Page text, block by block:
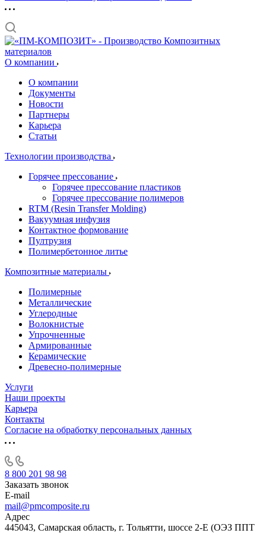
О компании
О компании
Документы
Новости
Партнеры
Карьера
Статьи
Технологии производства
Горячее прессование
Горячее прессование пластиков
Горячее прессование полимеров
RTM (Resin Transfer Molding)
Вакуумная инфузия
Контактное формование
Пултрузия
Полимербетонное литье
Композитные материалы
Полимерные
Металлические
Углеродные
Волокнистые
Упрочненные
Армированные
Керамические
Древесно-полимерные
Услуги
Наши проекты
Карьера
Контакты
Согласие на обработку персональных данных
8 800 201 98 98
Заказать звонок
E-mail
mail@pmcomposite.ru
Адрес
445043, Самарская область, г. Тольятти, шоссе 2-Е (ОЭЗ ППТ